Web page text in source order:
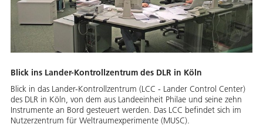
Blick ins Lander-Kontrollzentrum des DLR in Köln
Blick in das Lander-Kontrollzentrum (LCC - Lander Control Center)
des DLR in Köln, von dem aus Landeeinheit Philae und seine zehn
Instrumente an Bord gesteuert werden. Das LCC befindet sich im
Nutzerzentrum für Weltraumexperimente (MUSC).